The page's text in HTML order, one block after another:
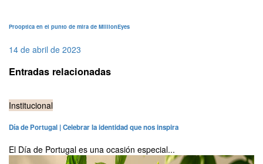
Prooptica en el punto de mira de MillionEyes
14 de abril de 2023
Entradas relacionadas
Institucional
Día de Portugal | Celebrar la identidad que nos inspira
El Día de Portugal es una ocasión especial...